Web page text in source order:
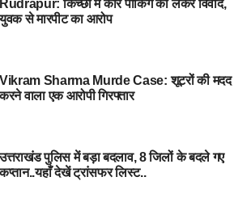
तलाक कानून बनाए जाने के बाद भी इस तरह के
ले रहे हैं। आए दिन मुस्लिम महिलाओं को उनके
सवाल उठ रहे हैं।
#
#
Rudrapur: किच्छा में कार पार्किंग को लेकर विवाद,
से मारपीट का आरोप
Vikram Sharma Murde Case: शूटरों की मदद
वाला एक आरोपी गिरफ्तार
पुलिस में बड़ा बदलाव, 8 जिलों के बदले गए
देखें ट्रांसफर लिस्ट..